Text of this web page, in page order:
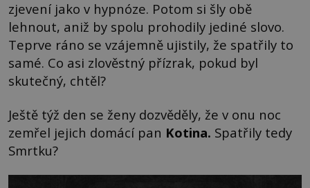
zjevení jako v hypnóze. Potom si šly obě
lehnout, aniž by spolu prohodily jediné slovo.
Teprve ráno se vzájemně ujistily, že spatřily to
samé. Co asi zlověstný přízrak, pokud byl
skutečný, chtěl?
Ještě týž den se ženy dozvěděly, že v onu noc
zemřel jejich domácí pan Kotina. Spatřily tedy
Smrtku?